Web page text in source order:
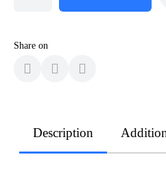
Share on
Description